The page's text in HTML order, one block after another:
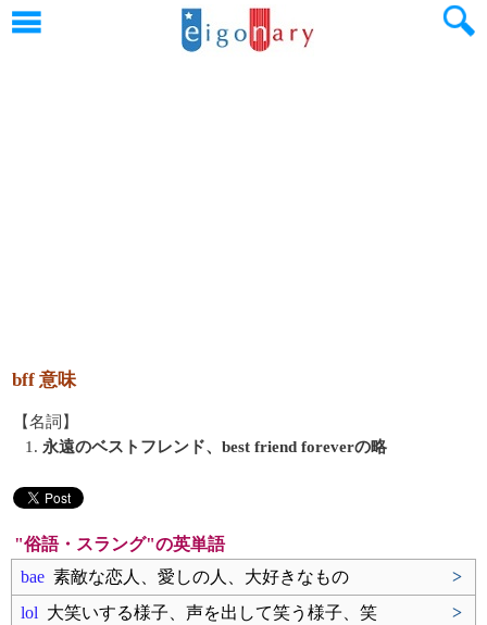
bff 意味
【名詞】
1. 永遠のベストフレンド、best friend foreverの略
"俗語・スラング"の英単語
bae 素敵な恋人、愛しの人、大好きなもの
>
lol 大笑いする様子、声を出して笑う様子、笑
>